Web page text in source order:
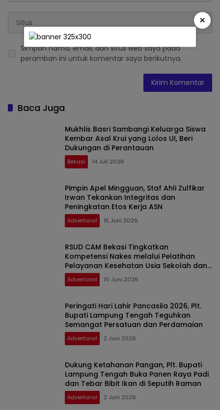
Simpan nama, email, dan situs web saya pada
peramban ini untuk komentar saya berikutnya.
Baca Juga
Mukhlis Basri Sambangi Keluarga Siswa
Kembar Asal Krui yang Lolos UI, Beri
Dukungan di Perantauan
Bekasi 14 Juli 2026
Pimpin Apel Mingguan, Staf Ahli Zulfikar
Irwan Tekankan Integritas dan
Peningkatan Etos Kerja ASN
Advertorial 15 Juni 2026
RSUD CAM Bekasi Tingkatkan
Kompetensi Nakes melalui Pelatihan
Pelayanan Kesehatan Usia Sekolah dan
Remaja
Advertorial 10 Juni 2026
Peringati Hari Lahir Pancasila 2026, Plt.
Bupati Lampung Tengah Teguhkan
Semangat Persatuan dan Perdamaian
Advertorial 2 Juni 2026
Dukung Ketahanan Pangan, Plt. Bupati
Lampung Tengah Buka Panen Raya Padi
dan Tebar Bibit Ikan di Seputih Raman
Advertorial 2 Juni 2026
×